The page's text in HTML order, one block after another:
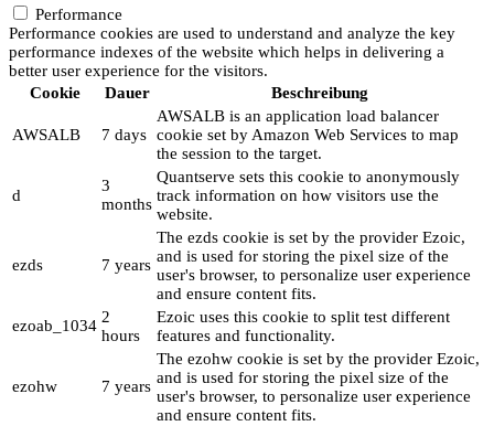
Performance
Performance cookies are used to understand and analyze the key
performance indexes of the website which helps in delivering a
better user experience for the visitors.
Cookie
Dauer Beschreibung
AWSALB 7 days
AWSALB is an application load balancer
cookie set by Amazon Web Services to map
the session to the target.
d
3
months
Quantserve sets this cookie to anonymously
track information on how visitors use the
website.
ezds 7 years
The ezds cookie is set by the provider Ezoic,
and is used for storing the pixel size of the
user's browser, to personalize user experience
and ensure content fits.
ezoab_1034 2
hours
Ezoic uses this cookie to split test different
features and functionality.
ezohw 7 years
The ezohw cookie is set by the provider Ezoic,
and is used for storing the pixel size of the
user's browser, to personalize user experience
and ensure content fits.